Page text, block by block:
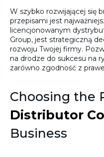
W szybko rozwijającej się
przepisami jest
licencjonowanym
Group, jest strategiczną
rozwoju Twojej firmy.
na drodze do sukcesu na
zarówno zgodność z
Choosing the
Distributor
Business